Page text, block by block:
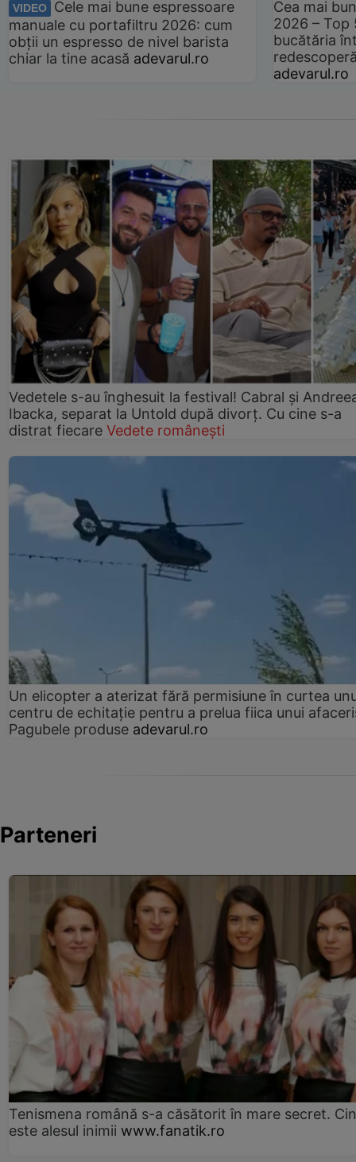
VIDEO
Cele mai bune espressoare
manuale cu portafiltru 2026: cum
obții un espresso de nivel barista
chiar la tine acasă adevarul.ro
Cea mai
2026 –
bucătăria
adevarul.ro
Vedetele s-au înghesuit la festival! Cabral și
Ibacka, separat la Untold după divorț. Cu cine s-a
distrat fiecare Vedete românești
Un elicopter a aterizat fără permisiune în curtea
centru de echitație pentru a prelua fiica unui
Pagubele produse adevarul.ro
Parteneri
Tenismena română s-a căsătorit în mare secret.
este alesul inimii www.fanatik.ro